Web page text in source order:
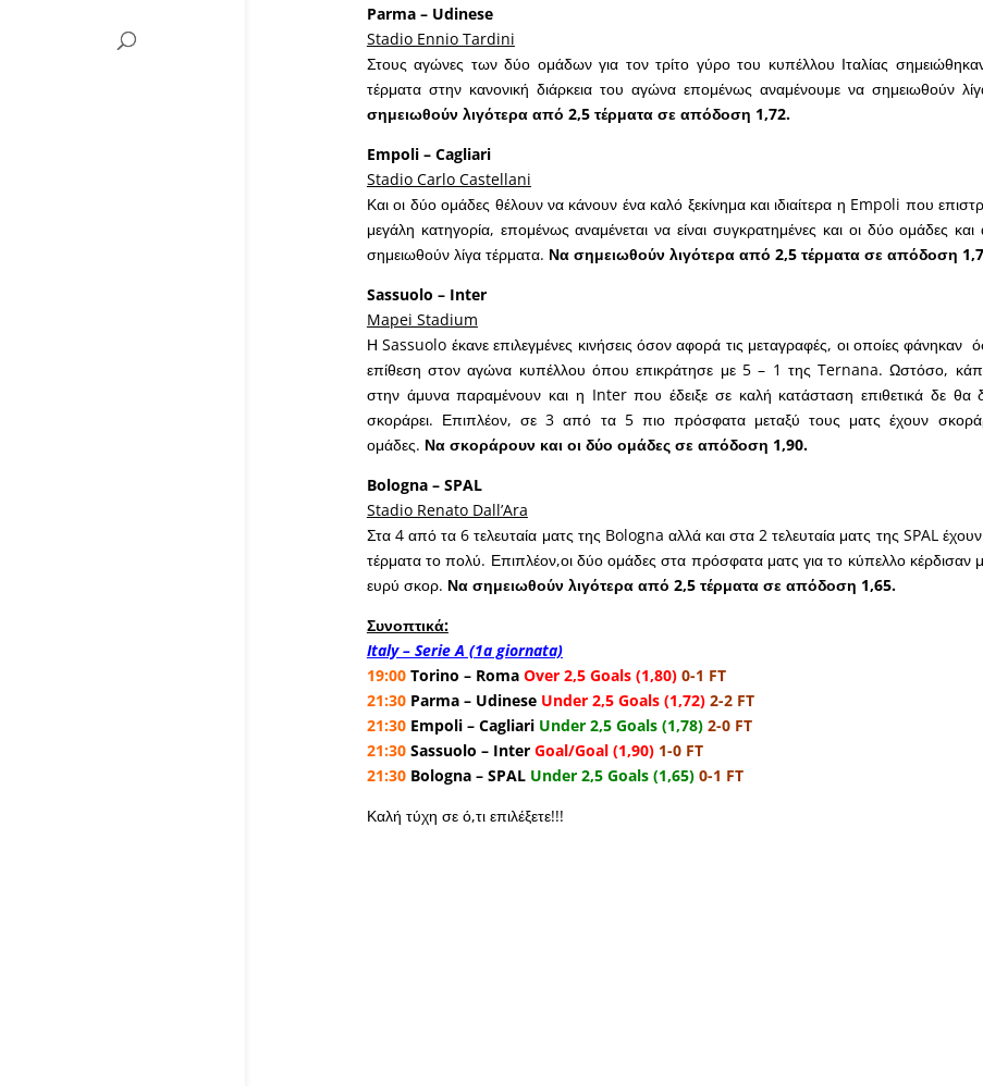
Parma – Udinese
Stadio Ennio Tardini
Στους αγώνες των δύο ομάδων για τον τρίτο γύρο του κυπέλλου Ιταλίας
τέρματα στην κανονική διάρκεια του αγώνα επομένως αναμένουμε να σημειωθούν
σημειωθούν λιγότερα από 2,5 τέρματα σε απόδοση 1,72.
Empoli – Cagliari
Stadio Carlo Castellani
Και οι δύο ομάδες θέλουν να κάνουν ένα καλό ξεκίνημα και ιδιαίτερα η Empoli που
μεγάλη κατηγορία, επομένως αναμένεται να είναι συγκρατημένες και οι δύο ομάδες
σημειωθούν λίγα τέρματα. Να σημειωθούν λιγότερα από 2,5 τέρματα σε απόδοση
Sassuolo – Inter
Mapei Stadium
Η Sassuolo έκανε επιλεγμένες κινήσεις όσον αφορά τις μεταγραφές, οι οποίες φάνηκαν
επίθεση στον αγώνα κυπέλλου όπου επικράτησε με 5 – 1 της Ternana. Ωστόσο,
στην άμυνα παραμένουν και η Inter που έδειξε σε καλή κατάσταση επιθετικά δε θα
σκοράρει. Επιπλέον, σε 3 από τα 5 πιο πρόσφατα μεταξύ τους ματς έχουν
ομάδες. Να σκοράρουν και οι δύο ομάδες σε απόδοση 1,90.
Bologna – SPAL
Stadio Renato Dall’Ara
Στα 4 από τα 6 τελευταία ματς της Bologna αλλά και στα 2 τελευταία ματς της SPAL
τέρματα το πολύ. Επιπλέον,οι δύο ομάδες στα πρόσφατα ματς για το κύπελλο κέρδισαν
ευρύ σκορ. Να σημειωθούν λιγότερα από 2,5 τέρματα σε απόδοση 1,65.
Συνοπτικά:
Italy – Serie A (1a giornata)
19:00 Torino – Roma Over 2,5 Goals (1,80)0-1 FT
21:30 Parma – Udinese Under 2,5 Goals (1,72)2-2 FT
21:30 Empoli – Cagliari Under 2,5 Goals (1,78)2-0 FT
21:30 Sassuolo – InterGoal/Goal (1,90)1-0 FT
21:30 Bologna – SPAL Under 2,5 Goals (1,65)0-1 FT
Καλή τύχη σε ό,τι επιλέξετε!!!